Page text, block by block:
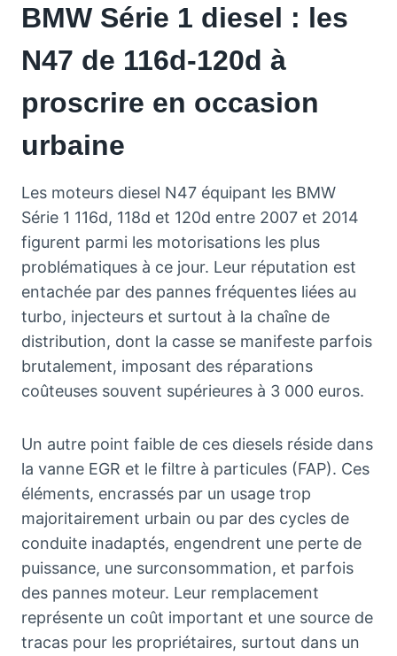
BMW Série 1 diesel : les
N47 de 116d-120d à
proscrire en occasion
urbaine
Les moteurs diesel N47 équipant les BMW
Série 1 116d, 118d et 120d entre 2007 et 2014
figurent parmi les motorisations les plus
problématiques à ce jour. Leur réputation est
entachée par des pannes fréquentes liées au
turbo, injecteurs et surtout à la chaîne de
distribution, dont la casse se manifeste parfois
brutalement, imposant des réparations
coûteuses souvent supérieures à 3 000 euros.
Un autre point faible de ces diesels réside dans
la vanne EGR et le filtre à particules (FAP). Ces
éléments, encrassés par un usage trop
majoritairement urbain ou par des cycles de
conduite inadaptés, engendrent une perte de
puissance, une surconsommation, et parfois
des pannes moteur. Leur remplacement
représente un coût important et une source de
tracas pour les propriétaires, surtout dans un